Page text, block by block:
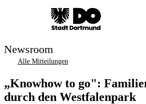
Newsroom
Alle Mitteilungen
„Knowhow to go":
durch den Westfalenpark